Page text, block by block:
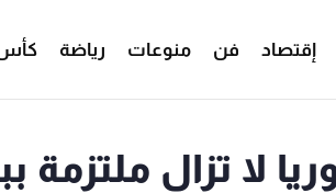
إقتصاد فن منوعات رياضة كأس
لا تزال ملتزمة